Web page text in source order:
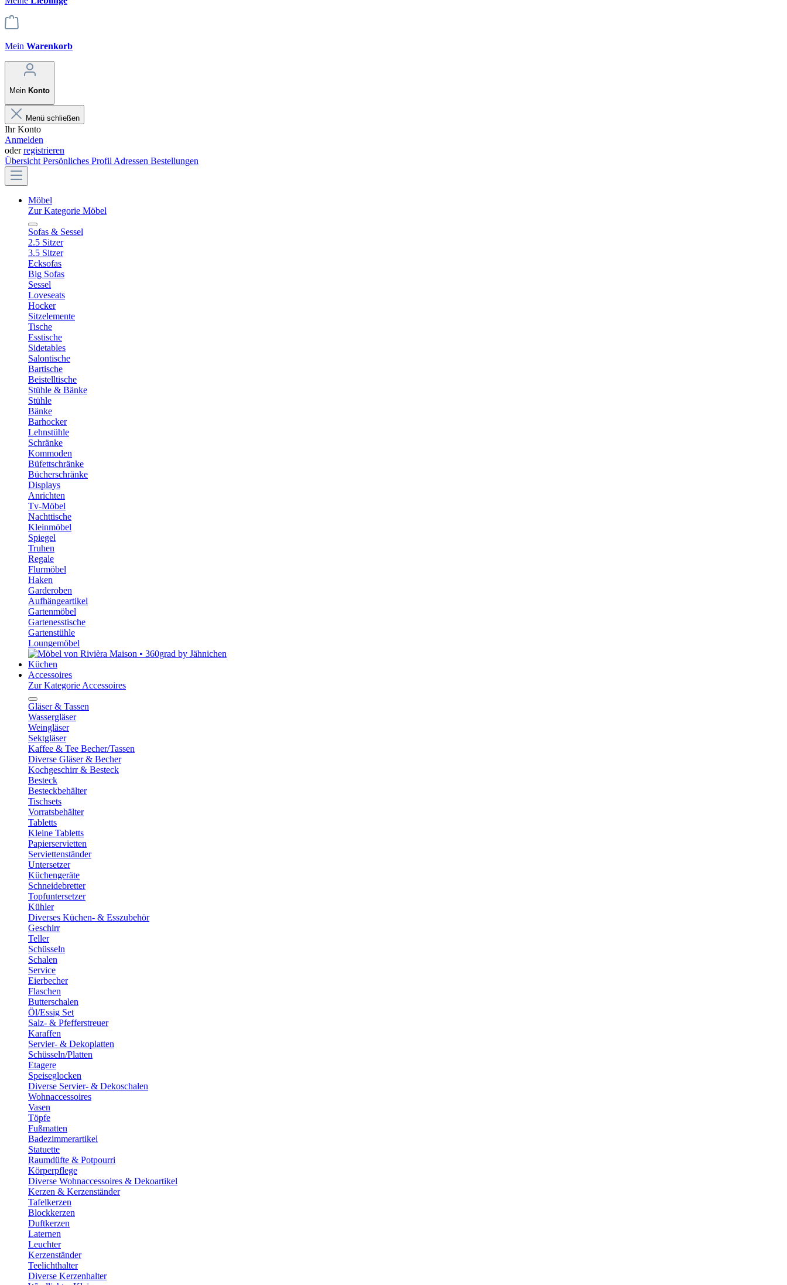
Mein Warenkorb
Mein Konto
Menü schließen
Ihr Konto
Anmelden
oderregistrieren
Übersicht Persönliches Profil Adressen Bestellungen
Möbel
Zur Kategorie Möbel
Sofas & Sessel
2.5 Sitzer
3.5 Sitzer
Ecksofas
Big Sofas
Sessel
Loveseats
Hocker
Sitzelemente
Tische
Esstische
Sidetables
Salontische
Bartische
Beistelltische
Stühle & Bänke
Stühle
Bänke
Barhocker
Lehnstühle
Schränke
Kommoden
Büfettschränke
Bücherschränke
Displays
Anrichten
Tv-Möbel
Nachttische
Kleinmöbel
Spiegel
Truhen
Regale
Flurmöbel
Haken
Garderoben
Aufhängeartikel
Gartenmöbel
Gartenesstische
Gartenstühle
Loungemöbel
Küchen
Accessoires
Zur Kategorie Accessoires
Gläser & Tassen
Wassergläser
Weingläser
Sektgläser
Kaffee & Tee Becher/Tassen
Diverse Gläser & Becher
Kochgeschirr & Besteck
Besteck
Besteckbehälter
Tischsets
Vorratsbehälter
Tabletts
Kleine Tabletts
Papierservietten
Serviettenständer
Untersetzer
Küchengeräte
Schneidebretter
Topfuntersetzer
Kühler
Diverses Küchen- & Esszubehör
Geschirr
Teller
Schüsseln
Schalen
Service
Eierbecher
Flaschen
Butterschalen
Öl/Essig Set
Salz- & Pfefferstreuer
Karaffen
Servier- & Dekoplatten
Schüsseln/Platten
Etagere
Speiseglocken
Diverse Servier- & Dekoschalen
Wohnaccessoires
Vasen
Töpfe
Fußmatten
Badezimmerartikel
Statuette
Raumdüfte & Potpourri
Körperpflege
Diverse Wohnaccessoires & Dekoartikel
Kerzen & Kerzenständer
Tafelkerzen
Blockkerzen
Duftkerzen
Laternen
Leuchter
Kerzenständer
Teelichthalter
Diverse Kerzenhalter